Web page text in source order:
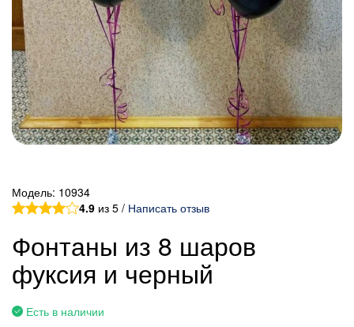
Модель: 10934
4.9 из 5 / Написать отзыв
Фонтаны из 8 шаров
фуксия и черный
Есть в наличии